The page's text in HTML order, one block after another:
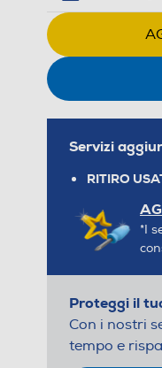
Servizi
RITIRO
*I
Proteggi il
Con i nostri
tempo e